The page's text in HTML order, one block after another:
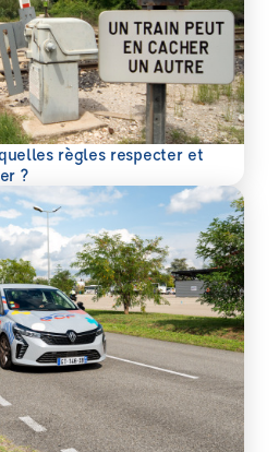
règles respecter et
?